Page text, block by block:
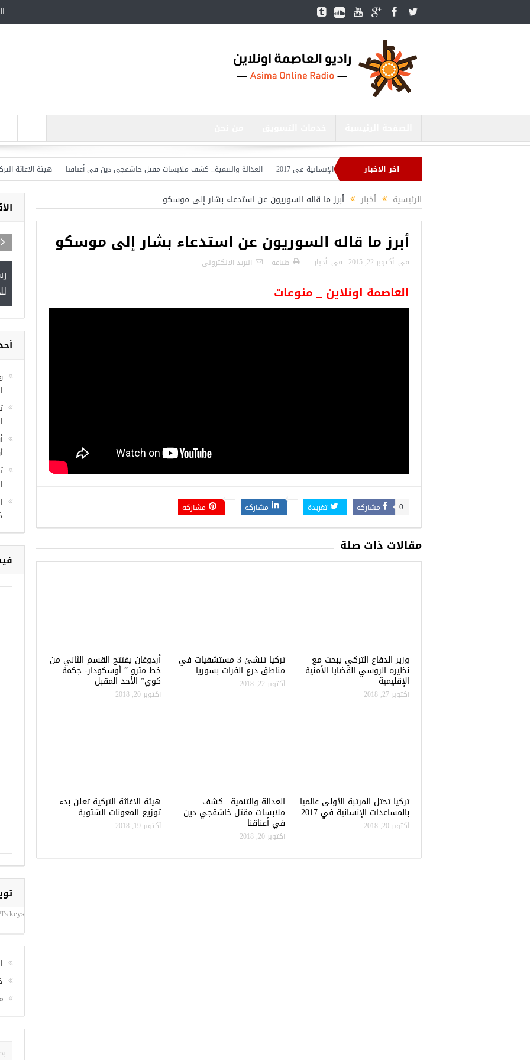
اخر الاخبار
تركيا تحتل المرتبة الأولى عالميا بالمساعدات الإنسانية في 2017 العدالة والتنمية.. كشف ملابسات مقتل خاشقجي دين في أعناقنا هيئة الاغاثة التركية
الرئيسية أخبار أبرز ما قاله السوريون عن استدعاء بشار إلى موسكو
أبرز ما قاله السوريون عن استدعاء بشار إلى موسكو
فى: أكتوبر 22, 2015 فى: أخبار طباعة البريد الالكترونى
العاصمة اونلاين _ منوعات
مشاركة 0 تغريدة مشاركة مشاركة
مقالات ذات صلة
وزير الدفاع التركي يبحث مع
نظيره الروسي القضايا الأمنية
الإقليمية
أكتوبر 27, 2018
تركيا تنشئ 3 مستشفيات في
مناطق درع الفرات بسوريا
أكتوبر 22, 2018
أردوغان يفتتح القسم الثاني من
خط مترو ” أوسكودار- جكمة
كوي” الأحد المقبل
أكتوبر 20, 2018
تركيا تحتل المرتبة الأولى عالميا
بالمساعدات الإنسانية في 2017
أكتوبر 20, 2018
العدالة والتنمية.. كشف
ملابسات مقتل خاشقجي دين
في أعناقنا
أكتوبر 20, 2018
هيئة الاغاثة التركية تعلن بدء
توزيع المعونات الشتوية
أكتوبر 19, 2018
طبية، ومعالجة مجانية
keys